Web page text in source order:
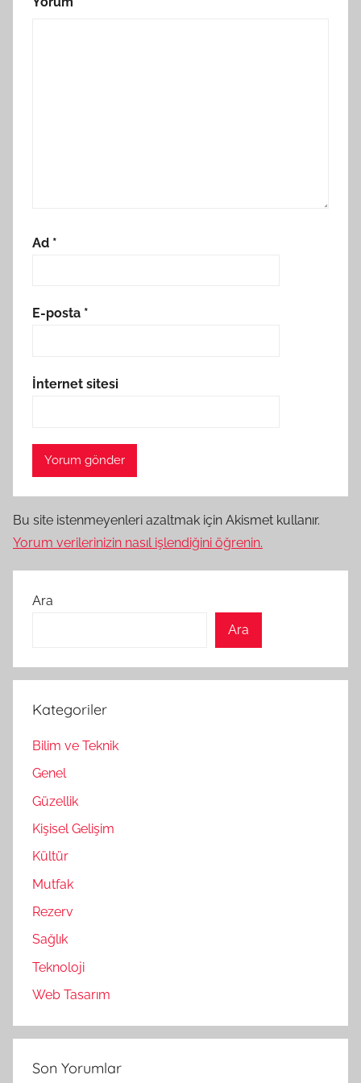
Ad *
E-posta *
İnternet sitesi
Bu site istenmeyenleri azaltmak için Akismet kullanır.
Yorum verilerinizin nasıl işlendiğini öğrenin.
Ara
Ara
Kategoriler
Bilim ve Teknik
Genel
Güzellik
Kişisel Gelişim
Kültür
Mutfak
Rezerv
Sağlık
Teknoloji
Web Tasarım
Son Yorumlar